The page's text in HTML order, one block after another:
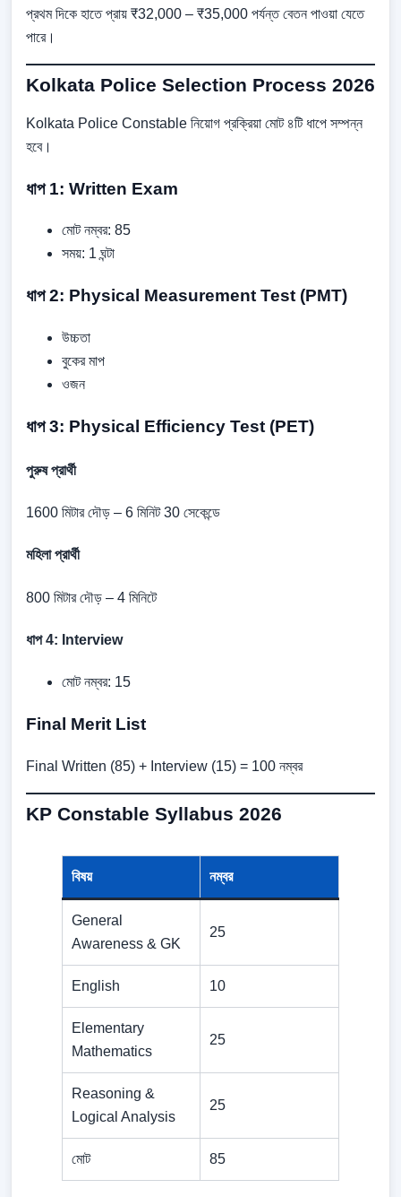
প্রথম দিকে হাতে প্রায় ₹32,000 – ₹35,000 পর্যন্ত বেতন পাওয়া যেতে
পারে।
Kolkata Police Selection Process 2026
Kolkata Police Constable নিয়োগ প্রক্রিয়া মোট ৪টি ধাপে সম্পন্ন
হবে।
ধাপ 1: Written Exam
মোট নম্বর: 85
সময়: 1 ঘন্টা
ধাপ 2: Physical Measurement Test (PMT)
উচ্চতা
বুকের মাপ
ওজন
ধাপ 3: Physical Efficiency Test (PET)
পুরুষ প্রার্থী
1600 মিটার দৌড় – 6 মিনিট 30 সেকেন্ডে
মহিলা প্রার্থী
800 মিটার দৌড় – 4 মিনিটে
ধাপ 4: Interview
মোট নম্বর: 15
Final Merit List
Final Written (85) + Interview (15) = 100 নম্বর
KP Constable Syllabus 2026
বিষয় নম্বর
General
Awareness & GK
25
English 10
Elementary
Mathematics
25
Reasoning &
Logical Analysis
25
মোট 85